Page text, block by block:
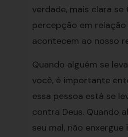
verdade, mais clara se
percepção em relação
acontecem ao nosso
Quando alguém se
você, é importante
essa pessoa está se
contra Deus. Quando
seu mal, não enxergue